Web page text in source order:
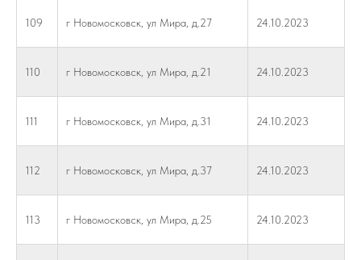
109 г Новомосковск, ул Мира, д.27 24.10.2023
110 г Новомосковск, ул Мира, д.21 24.10.2023
111 г Новомосковск, ул Мира, д.31 24.10.2023
112 г Новомосковск, ул Мира, д.37 24.10.2023
113 г Новомосковск, ул Мира, д.25 24.10.2023